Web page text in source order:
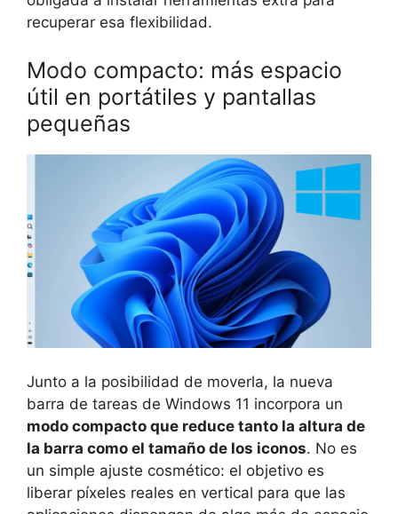
recuperar esa flexibilidad.
Modo compacto: más espacio
útil en portátiles y pantallas
pequeñas
Junto a la posibilidad de moverla, la nueva
barra de tareas de Windows 11 incorpora un
modo compacto que reduce tanto la altura de
la barra como el tamaño de los iconos. No es
un simple ajuste cosmético: el objetivo es
liberar píxeles reales en vertical para que las